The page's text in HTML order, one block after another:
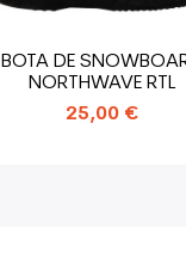
BOTA DE
NORTHWAVE RTL
25,00 €